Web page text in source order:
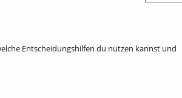
Entscheidungshilfen du nutzen kannst und